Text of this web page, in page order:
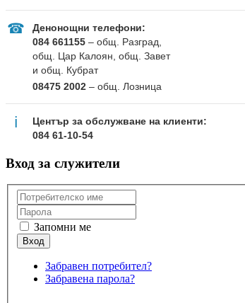
☎
Денонощни телефони:
084 661155 – общ. Разград,
общ. Цар Калоян, общ. Завет
и общ. Кубрат
08475 2002 – общ. Лозница
ℹ
Център за обслужване на клиенти:
084 61-10-54
Вход за служители
Запомни ме
Забравен потребител?
Забравена парола?